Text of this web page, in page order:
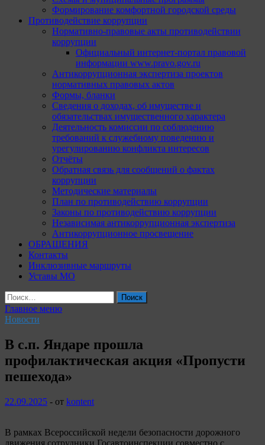
Формирование комфортной городской среды
Противодействие коррупции
Нормативно-правовые акты противодействии
коррупции
Официальный интернет-портал правовой
информации www.pravo.gov.ru
Антикоррупционная экспертиза проектов
нормативных правовых актов
Формы, бланки
Сведения о доходах, об имуществе и
обязательствах имущественного характера
Деятельность комиссии по соблюдению
требований к служебному поведению и
урегулированию конфликта интересов
Отчёты
Обратная связь для сообщений о фактах
коррупции
Методические материалы
План по противодействию коррупции
Законы по противодействию коррупции
Независимая антикоррупционная экспертиза
Антикоррупционное просвещение
ОБРАЩЕНИЯ
Контакты
Инклюзивные маршруты
Уставы МО
Найти:
Главное меню
Новости
В с.п. Яндаре прошла
профилактическая акция «Пропусти
пешехода»
22.09.2025 - от kontent
В рамках Всероссийской недели безопасности дорожного
движения сотрудники Госавтоинспекции совместно с